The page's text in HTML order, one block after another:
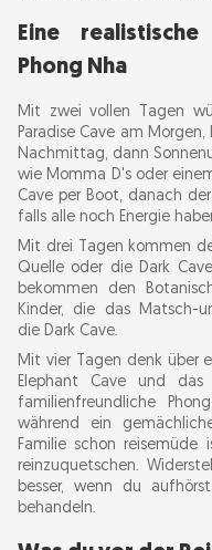
Eine
Phong Nha
Mit zwei vollen Tagen
Paradise Cave am
Nachmittag, dann
wie Momma D's oder
Cave per Boot, danach
falls alle noch Energie
Mit drei Tagen kommen
Quelle oder die Dark
bekommen den
Kinder, die das Matsch-
die Dark Cave.
Mit vier Tagen denk über
Elephant Cave und
familienfreundliche
während ein
Familie schon
reinzuquetschen.
besser, wenn du
behandeln.